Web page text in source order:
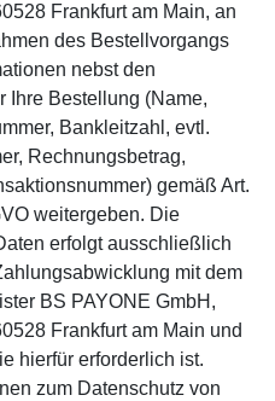
Frankfurt am Main, an
des Bestellvorgangs
nebst den
Ihre Bestellung (Name,
Bankleitzahl, evtl.
Rechnungsbetrag,
gemäß Art.
weitergeben. Die
erfolgt ausschließlich
mit dem
BS PAYONE GmbH,
Frankfurt am Main und
hierfür erforderlich ist.
zum Datenschutz von